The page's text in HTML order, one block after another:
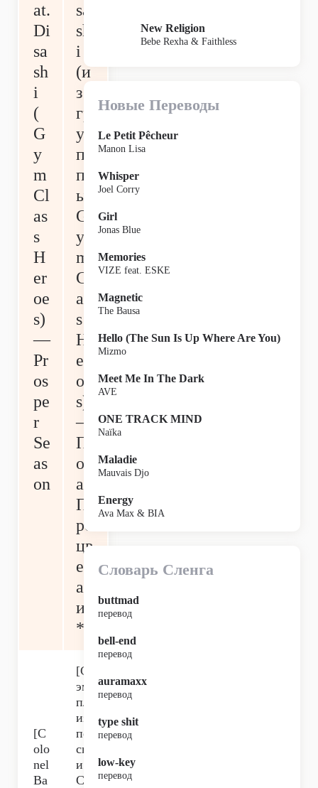
at.
Di
sa
sh
i
(
G
y
m
Cl
as
s
H
er
oe
s)
—
Pr
os
pe
r
Se
as
on
sa
sh
i
(и
з
гр
у
п
п
ы
G
y
m
Cl
as
s
H
er
oe
s)
—
П
ор
а
П
ро
цв
ет
ан
ия
*
[C
olo
nel
Ba
[С
эм
пл
из
пе
сн
и
Co
New Religion
Bebe Rexha & Faithless
Новые Переводы
Le Petit Pêcheur
Manon Lisa
Whisper
Joel Corry
Girl
Jonas Blue
Memories
VIZE feat. ESKE
Magnetic
The Bausa
Hello (The Sun Is Up Where Are You)
Mizmo
Meet Me In The Dark
AVE
ONE TRACK MIND
Naïka
Maladie
Mauvais Djo
Energy
Ava Max & BIA
Словарь Сленга
buttmad
перевод
bell-end
перевод
auramaxx
перевод
type shit
перевод
low-key
перевод